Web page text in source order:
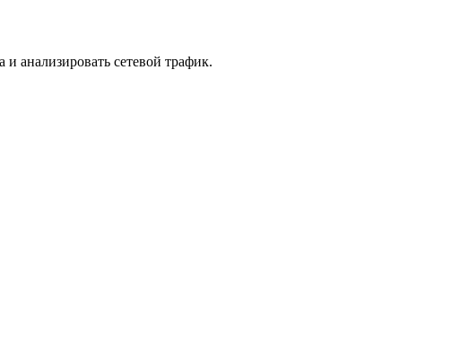
анализировать сетевой трафик.